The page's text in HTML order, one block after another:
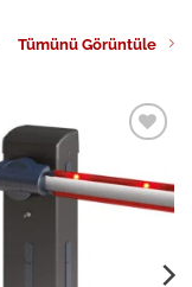
Tümünü Görüntüle
wishlist